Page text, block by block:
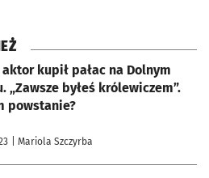
kupił pałac na Dolnym
„Zawsze byłeś królewiczem”.
powstanie?
| Mariola Szczyrba